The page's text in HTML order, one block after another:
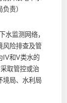
责）
监测网络，
风险排查及管
IV和V类水的
取管控或治
境局、水利局